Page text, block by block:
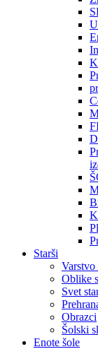
Starši
Oblike
Svet
Obrazci
Šolski
Enote šole